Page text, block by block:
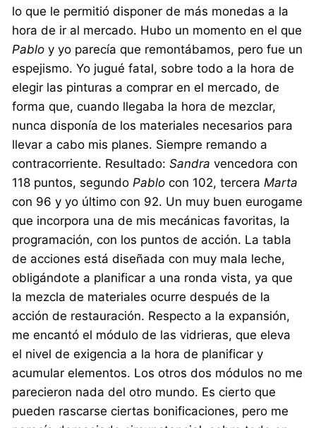
lo que le permitió disponer de más monedas a la
hora de ir al mercado. Hubo un momento en el que
Pablo y yo parecía que remontábamos, pero fue un
espejismo. Yo jugué fatal, sobre todo a la hora de
elegir las pinturas a comprar en el mercado, de
forma que, cuando llegaba la hora de mezclar,
nunca disponía de los materiales necesarios para
llevar a cabo mis planes. Siempre remando a
contracorriente. Resultado:Sandra vencedora con
118 puntos, segundo Pablo con 102, tercera Marta
con 96 y yo último con 92. Un muy buen eurogame
que incorpora una de mis mecánicas favoritas, la
programación, con los puntos de acción. La tabla
de acciones está diseñada con muy mala leche,
obligándote a planificar a una ronda vista, ya que
la mezcla de materiales ocurre después de la
acción de restauración. Respecto a la expansión,
me encantó el módulo de las vidrieras, que eleva
el nivel de exigencia a la hora de planificar y
acumular elementos. Los otros dos módulos no me
parecieron nada del otro mundo. Es cierto que
pueden rascarse ciertas bonificaciones, pero me